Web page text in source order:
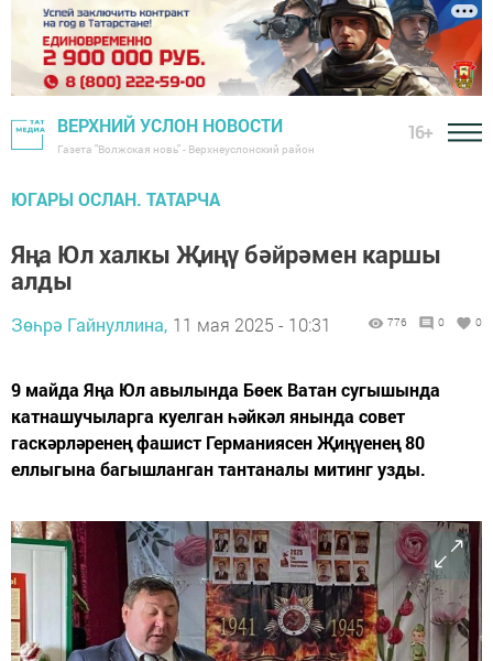
ВЕРХНИЙ УСЛОН НОВОСТИ
Газета "Волжская новь" - Верхнеуслонский район
16+
ЮГАРЫ ОСЛАН. ТАТАРЧА
Яңа Юл халкы Җиңү бәйрәмен каршы
алды
Зөһрә Гайнуллина, 11 мая 2025 - 10:31 776 0 0
9 майда Яңа Юл авылында Бөек Ватан сугышында
катнашучыларга куелган һәйкәл янында совет
гаскәрләренең фашист Германиясен Җиңүенең 80
еллыгына багышланган тантаналы митинг узды.